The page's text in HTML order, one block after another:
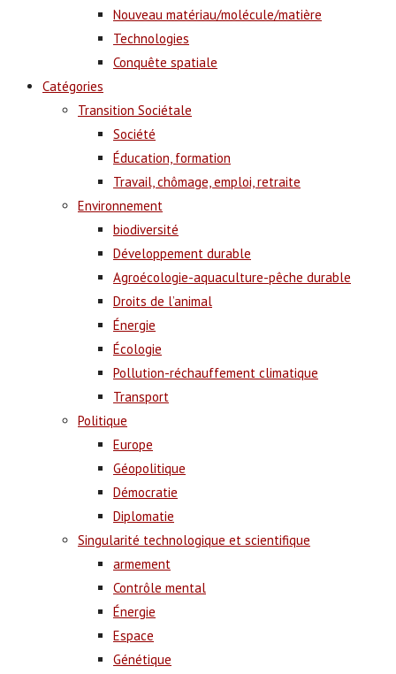
Nouveau matériau/molécule/matière
Technologies
Conquête spatiale
Catégories
Transition Sociétale
Société
Éducation, formation
Travail, chômage, emploi, retraite
Environnement
biodiversité
Développement durable
Agroécologie-aquaculture-pêche durable
Droits de l’animal
Énergie
Écologie
Pollution-réchauffement climatique
Transport
Politique
Europe
Géopolitique
Démocratie
Diplomatie
Singularité technologique et scientifique
armement
Contrôle mental
Énergie
Espace
Génétique